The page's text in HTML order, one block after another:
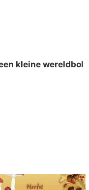
kleine wereldbol